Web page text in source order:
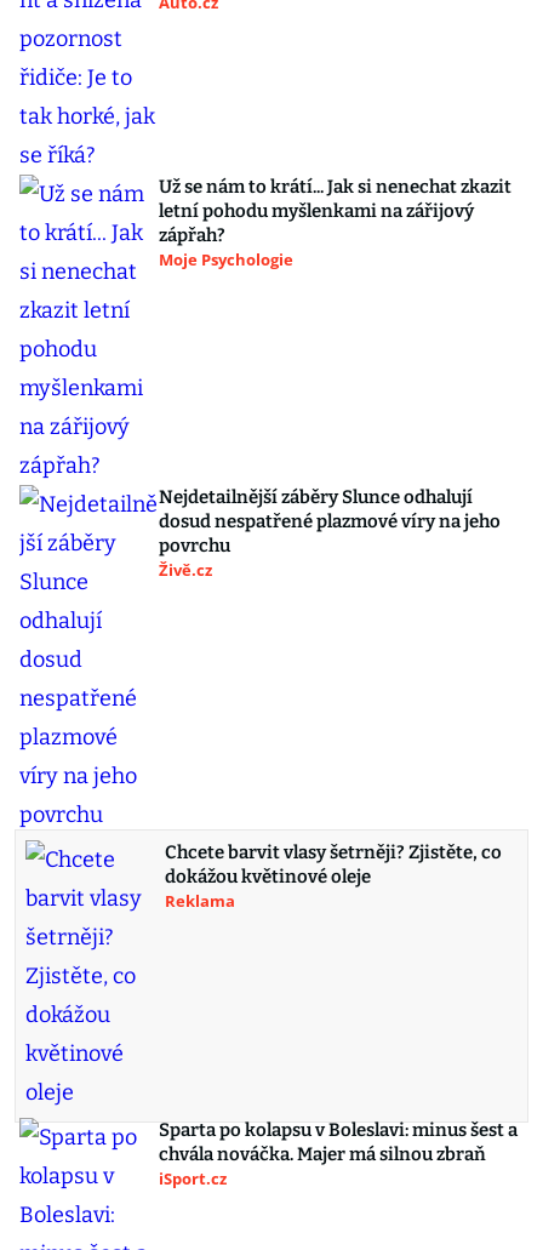
Už se nám to krátí... Jak si nenechat zkazit
letní pohodu myšlenkami na zářijový
zápřah?
Moje Psychologie
Nejdetailnější záběry Slunce odhalují
dosud nespatřené plazmové víry na jeho
povrchu
Živě.cz
Chcete barvit vlasy šetrněji? Zjistěte, co
dokážou květinové oleje
Reklama
Sparta po kolapsu v Boleslavi: minus šest a
chvála nováčka. Majer má silnou zbraň
iSport.cz